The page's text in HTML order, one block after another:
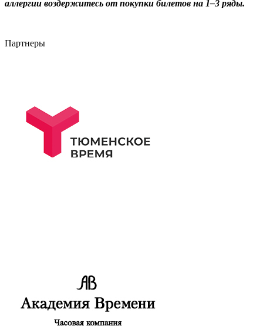
аллергии воздержитесь от покупки билетов на 1–3 ряды.
Партнеры